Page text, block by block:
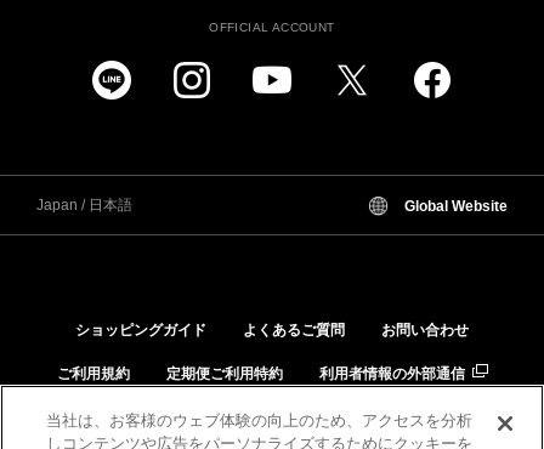
OFFICIAL ACCOUNT
Japan / 日本語 Global Website
ショッピングガイド よくあるご質問 お問い合わせ
ご利用規約 定期便ご利用特約 利用者情報の外部通信
個人情報保護方針 特定商取引法に基づく表示
当社は、お客様のウェブ体験の向上のため、アクセスを分析
しコンテンツや広告をパーソナライズするためにクッキーを